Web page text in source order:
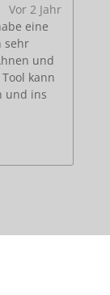
Vor 2 Jahr
eine
sehr
und
kann
und ins